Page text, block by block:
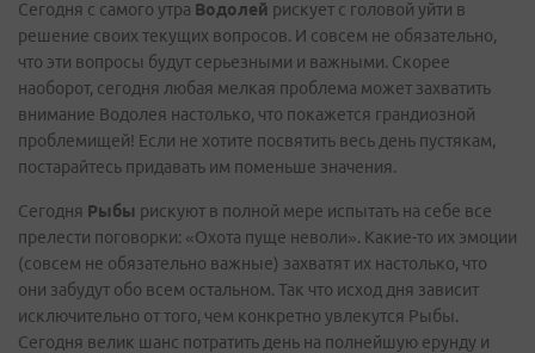
Сегодня с самого утра Водолей рискует с головой уйти в
решение своих текущих вопросов. И совсем не обязательно,
что эти вопросы будут серьезными и важными. Скорее
наоборот, сегодня любая мелкая проблема может захватить
внимание Водолея настолько, что покажется грандиозной
проблемищей! Если не хотите посвятить весь день пустякам,
постарайтесь придавать им поменьше значения.
Сегодня Рыбы рискуют в полной мере испытать на себе все
прелести поговорки: «Охота пуще неволи». Какие-то их эмоции
(совсем не обязательно важные) захватят их настолько, что
они забудут обо всем остальном. Так что исход дня зависит
исключительно от того, чем конкретно увлекутся Рыбы.
Сегодня велик шанс потратить день на полнейшую ерунду и